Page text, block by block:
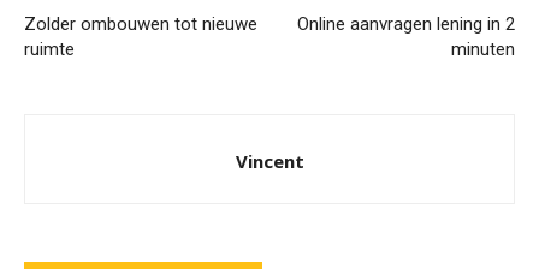
Zolder ombouwen tot nieuwe
ruimte
Online aanvragen lening in 2
minuten
Vincent